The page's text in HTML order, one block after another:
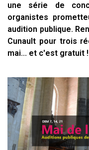
une série de
organistes
audition publique.
Cunault pour trois
mai... et c'est gratuit !